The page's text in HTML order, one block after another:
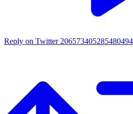
Reply on Twitter